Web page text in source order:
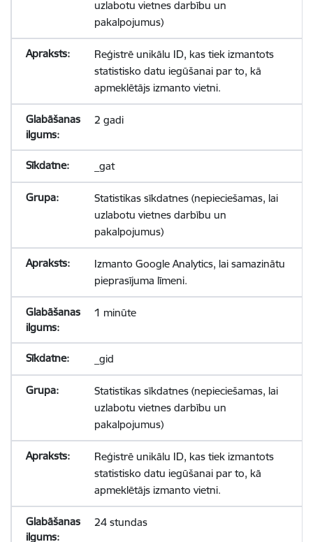
uzlabotu vietnes darbību un
pakalpojumus)
Reģistrē unikālu ID, kas tiek izmantots
statistisko datu iegūšanai par to, kā
apmeklētājs izmanto vietni.
2 gadi
_gat
Statistikas sīkdatnes (nepieciešamas, lai
uzlabotu vietnes darbību un
pakalpojumus)
Izmanto Google Analytics, lai samazinātu
pieprasījuma līmeni.
1 minūte
_gid
Statistikas sīkdatnes (nepieciešamas, lai
uzlabotu vietnes darbību un
pakalpojumus)
Reģistrē unikālu ID, kas tiek izmantots
statistisko datu iegūšanai par to, kā
apmeklētājs izmanto vietni.
24 stundas